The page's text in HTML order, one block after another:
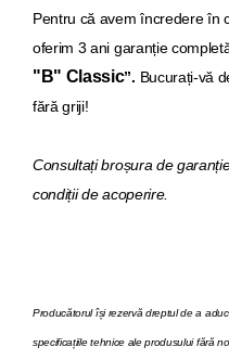
Pentru că avem încredere în
oferim 3 ani garanție
"B" Classic”. Bucurați-vă
fără griji!
Consultați broșura de
condiții de acoperire.
Producătorul își rezervă dreptul de a
specificațiile tehnice ale produsului fără